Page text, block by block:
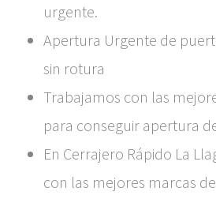
urgente.
Apertura Urgente de
sin rotura
Trabajamos con las
para conseguir apertura
En Cerrajero Rápido La
con las mejores marcas